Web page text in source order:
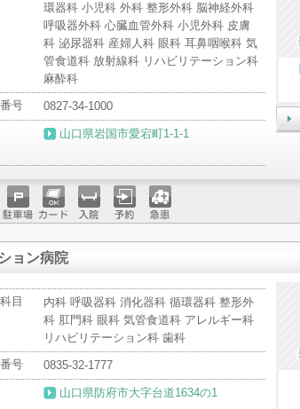
環器科 小児科 外科 整形外科 脳神経外科
呼吸器外科 心臓血管外科 小児外科 皮膚
科 泌尿器科 産婦人科 眼科 耳鼻咽喉科 気
管食道科 放射線科 リハビリテーション科
麻酔科
号
0827-34-1000
山口県岩国市愛宕町1-1-1
駐車場クレジ
ットカ
ード
入院 予約 急患
ョン病院
目
内科 呼吸器科 消化器科 循環器科 整形外
科 肛門科 眼科 気管食道科 アレルギー科
リハビリテーション科 歯科
号
0835-32-1777
山口県防府市大字台道1634の1